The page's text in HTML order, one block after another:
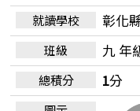
彰化
九 年
1分